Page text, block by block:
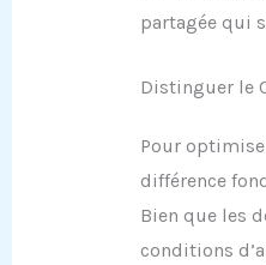
partagée qui
Distinguer le
Pour
différence
Bien que les
conditions